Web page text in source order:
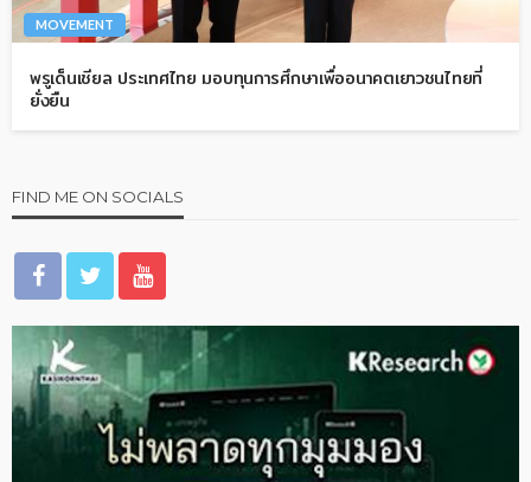
MOVEMENT
พรูเด็นเชียล ประเทศไทย มอบทุนการศึกษาเพื่ออนาคตเยาวชนไทยที่
ยั่งยืน
FIND ME ON SOCIALS